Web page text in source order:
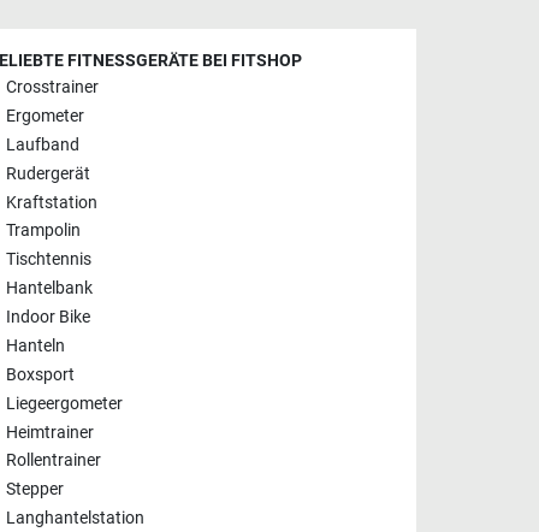
FITNESSGERÄTE BEI FITSHOP
Crosstrainer
Ergometer
Laufband
Rudergerät
Kraftstation
Trampolin
Tischtennis
Hantelbank
Indoor Bike
Hanteln
Boxsport
Liegeergometer
Heimtrainer
Rollentrainer
Stepper
Langhantelstation